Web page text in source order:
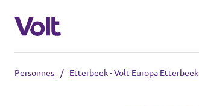
Personnes / Etterbeek - Volt Europa Etterbeek